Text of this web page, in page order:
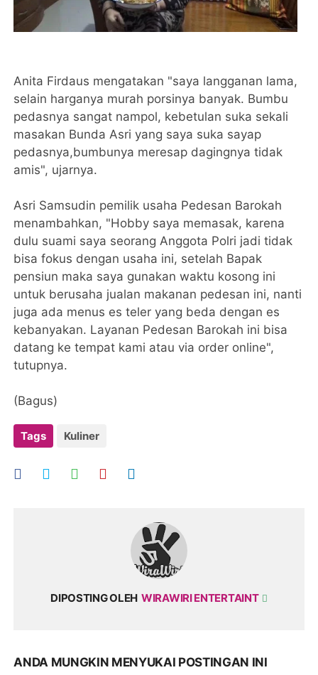
Anita Firdaus mengatakan "saya langganan lama,
selain harganya murah porsinya banyak. Bumbu
pedasnya sangat nampol, kebetulan suka sekali
masakan Bunda Asri yang saya suka sayap
pedasnya,bumbunya meresap dagingnya tidak
amis", ujarnya.
Asri Samsudin pemilik usaha Pedesan Barokah
menambahkan, "Hobby saya memasak, karena
dulu suami saya seorang Anggota Polri jadi tidak
bisa fokus dengan usaha ini, setelah Bapak
pensiun maka saya gunakan waktu kosong ini
untuk berusaha jualan makanan pedesan ini, nanti
juga ada menus es teler yang beda dengan es
kebanyakan. Layanan Pedesan Barokah ini bisa
datang ke tempat kami atau via order online",
tutupnya.
(Bagus)
Tags Kuliner
DIPOSTING OLEH WIRAWIRI ENTERTAINT
ANDA MUNGKIN MENYUKAI POSTINGAN INI